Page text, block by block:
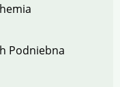
Podniebna